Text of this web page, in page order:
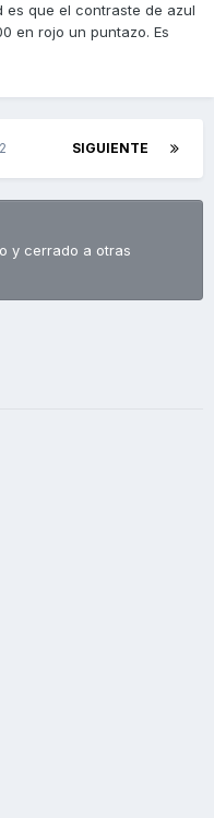
es que el contraste de azul
en rojo un puntazo. Es
SIGUIENTE
y cerrado a otras